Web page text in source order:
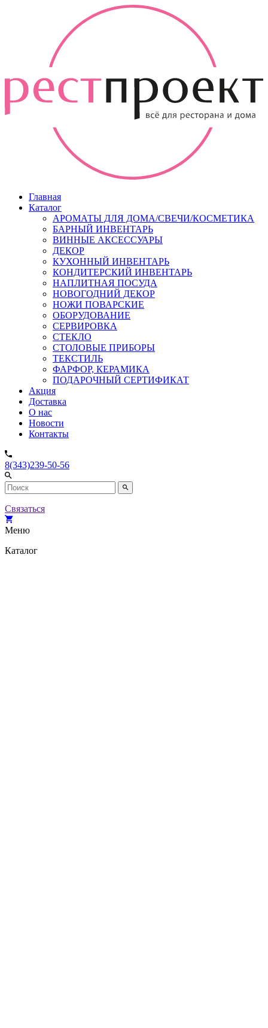
Главная
Каталог
АРОМАТЫ ДЛЯ ДОМА/СВЕЧИ/КОСМЕТИКА
БАРНЫЙ ИНВЕНТАРЬ
ВИННЫЕ АКСЕССУАРЫ
ДЕКОР
КУХОННЫЙ ИНВЕНТАРЬ
КОНДИТЕРСКИЙ ИНВЕНТАРЬ
НАПЛИТНАЯ ПОСУДА
НОВОГОДНИЙ ДЕКОР
НОЖИ ПОВАРСКИЕ
ОБОРУДОВАНИЕ
СЕРВИРОВКА
СТЕКЛО
СТОЛОВЫЕ ПРИБОРЫ
ТЕКСТИЛЬ
ФАРФОР, КЕРАМИКА
ПОДАРОЧНЫЙ СЕРТИФИКАТ
Акция
Доставка
О нас
Новости
Контакты
8(343)239-50-56
Связаться
Меню
Каталог